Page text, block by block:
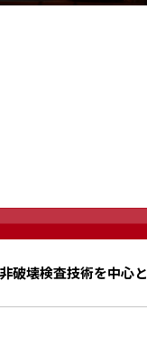
破壊検査技術を中心と